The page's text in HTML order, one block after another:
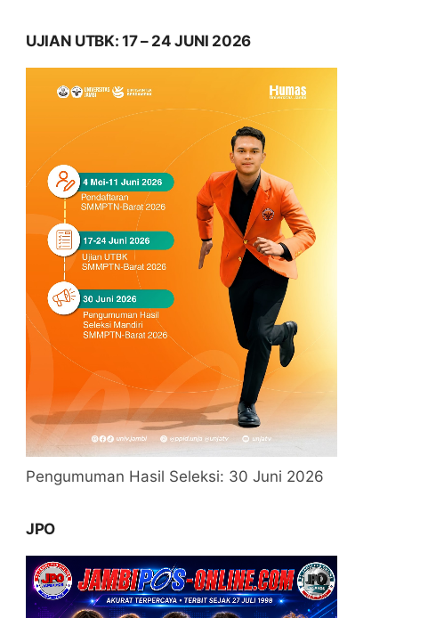
UJIAN UTBK: 17 – 24 JUNI 2026
Pengumuman Hasil Seleksi: 30 Juni 2026
JPO